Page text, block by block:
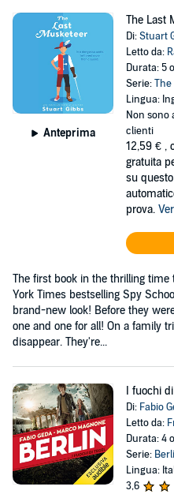
Anteprima
The Last
Di:Stuart
Letto da:
Durata: 5
Serie:The
Lingua:
Non
clienti
12,59 € ,
gratuita
su
prova.
The first book in the thrilling
York Times bestselling Spy
brand-new look! Before they
one and one for all! On a family
disappear. They're...
I fuochi
Di: Fabio
Letto da:
Durata: 4
Serie:
Lingua:
3,6